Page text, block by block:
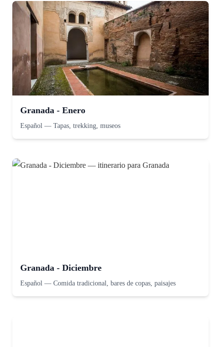
Granada - Enero
Español — Tapas, trekking, museos
Granada - Diciembre
Español — Comida tradicional, bares de copas, paisajes